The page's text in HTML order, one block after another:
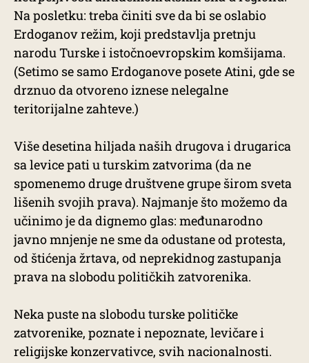
Na posletku: treba činiti sve da bi se oslabio
Erdoganov režim, koji predstavlja pretnju
narodu Turske i istočnoevropskim komšijama.
(Setimo se samo Erdoganove posete Atini, gde se
drznuo da otvoreno iznese nelegalne
teritorijalne zahteve.)
Više desetina hiljada naših drugova i drugarica
sa levice pati u turskim zatvorima (da ne
spomenemo druge društvene grupe širom sveta
lišenih svojih prava). Najmanje što možemo da
učinimo je da dignemo glas: međunarodno
javno mnjenje ne sme da odustane od protesta,
od štićenja žrtava, od neprekidnog zastupanja
prava na slobodu političkih zatvorenika.
Neka puste na slobodu turske političke
zatvorenike, poznate i nepoznate, levičare i
religijske konzervativce, svih nacionalnosti.